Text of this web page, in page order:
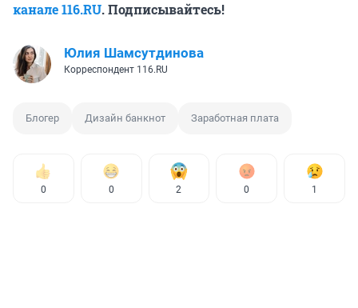
канале 116.RU. Подписывайтесь!
Юлия Шамсутдинова
Корреспондент 116.RU
Блогер Дизайн банкнот Заработная плата
0 0 2 0 1